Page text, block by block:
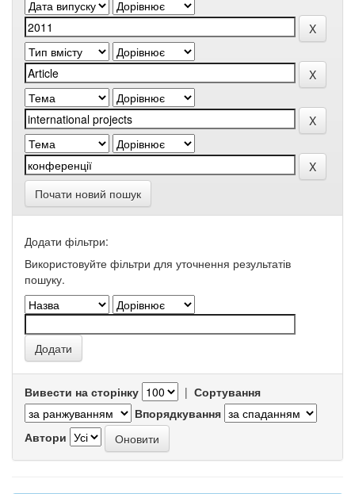
Почати новий пошук
Додати фільтри:
Використовуйте фільтри для уточнення результатів
пошуку.
Вивести на сторінку | Сортування
Впорядкування
Автори